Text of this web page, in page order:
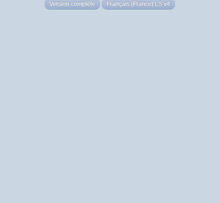
Version complète Français (France) LS v4